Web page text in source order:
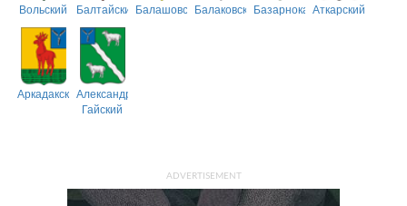
Вольский БалтайскийБалашовскийБалаковскийБазарнокарабулакский
Аткарский
АркадакскийАлександрово-
Гайский
ADVERTISEMENT